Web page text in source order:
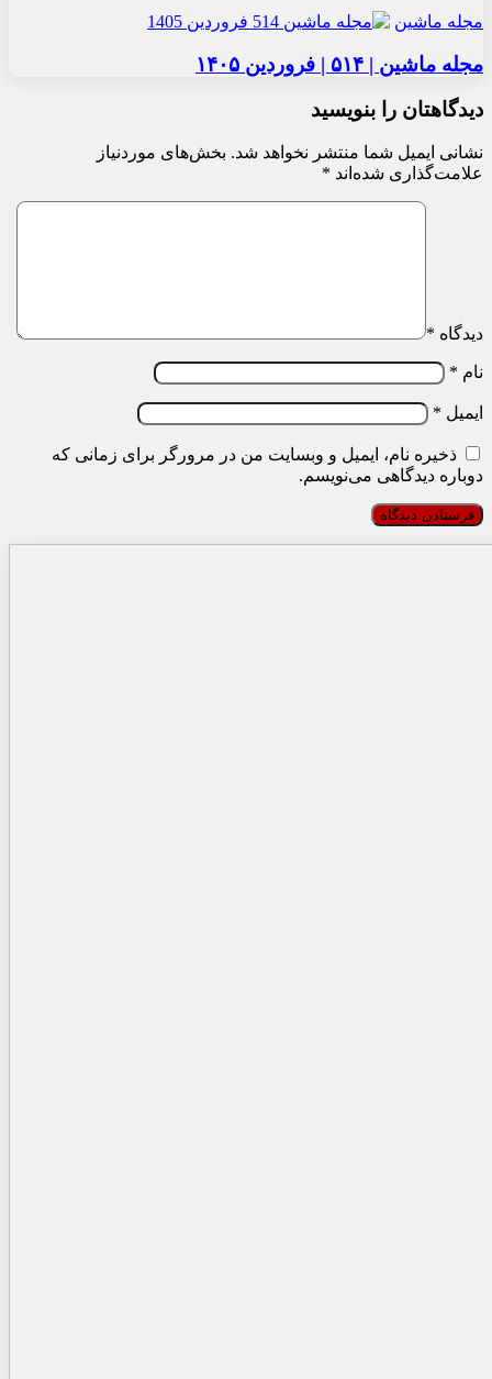
مجله ماشین
مجله ماشین | ۵۱۴ | فروردین ۱۴۰۵
دیدگاهتان را بنویسید
نشانی ایمیل شما منتشر نخواهد شد. بخش‌های موردنیاز
علامت‌گذاری شده‌اند *
دیدگاه *
نام *
ایمیل *
ذخیره نام، ایمیل و وبسایت من در مرورگر برای زمانی که
دوباره دیدگاهی می‌نویسم.